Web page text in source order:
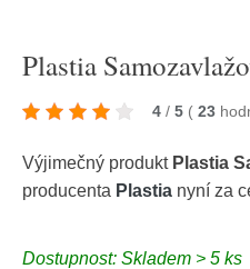
Plastia
4 / 5 ( 23
Výjimečný produkt Plastia
producenta Plastia nyní za
Dostupnost: Skladem > 5 ks